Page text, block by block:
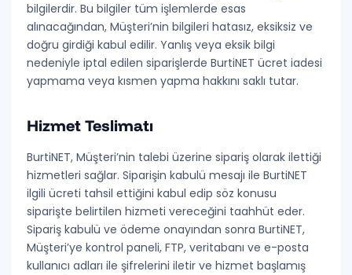
bilgilerdir. Bu bilgiler tüm işlemlerde esas
alınacağından, Müşteri’nin bilgilerihatasız, eksiksiz ve
doğru girdiği kabul edilir. Yanlış veya eksik bilgi
nedeniyle iptal edilen siparişlerde BurtiNET ücret iadesi
yapmama veya kısmen yapma hakkını saklı tutar.
Hizmet Teslimatı
BurtiNET, Müşteri’nin talebi üzerine sipariş olarak ilettiği
hizmetleri sağlar. Siparişin kabulü mesajı ile BurtiNET
ilgili ücreti tahsil ettiğini kabul edip söz konusu
siparişte belirtilen hizmeti vereceğini taahhüt eder.
Sipariş kabulü ve ödeme onayından sonra BurtiNET,
Müşteri’ye kontrol paneli, FTP, veritabanı ve e-posta
kullanıcı adları ile şifrelerini iletir vehizmet başlamış